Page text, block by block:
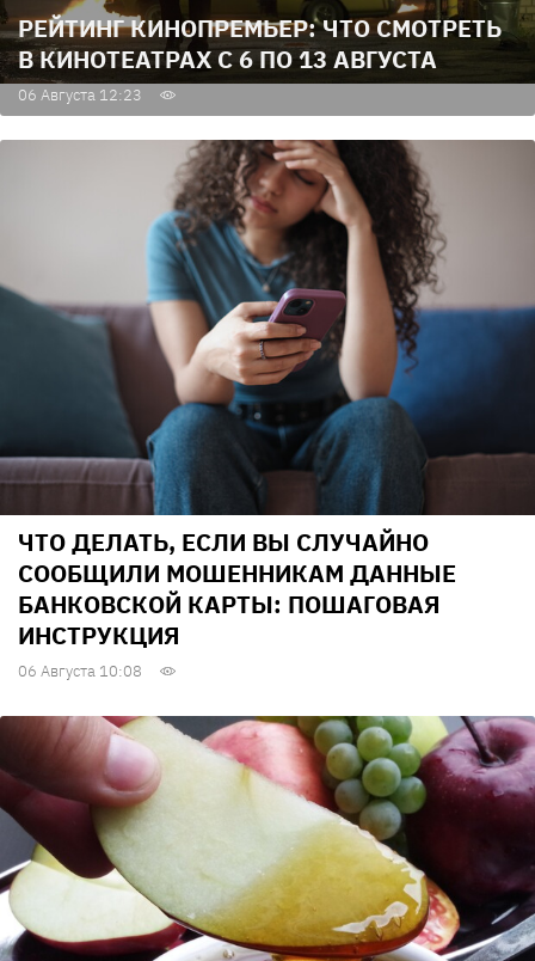
РЕЙТИНГ КИНОПРЕМЬЕР: ЧТО СМОТРЕТЬ
В КИНОТЕАТРАХ С 6 ПО 13 АВГУСТА
06 Августа 12:23
ЧТО ДЕЛАТЬ, ЕСЛИ ВЫ СЛУЧАЙНО
СООБЩИЛИ МОШЕННИКАМ ДАННЫЕ
БАНКОВСКОЙ КАРТЫ: ПОШАГОВАЯ
ИНСТРУКЦИЯ
06 Августа 10:08